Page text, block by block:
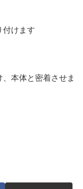
付けます
本体と密着させま